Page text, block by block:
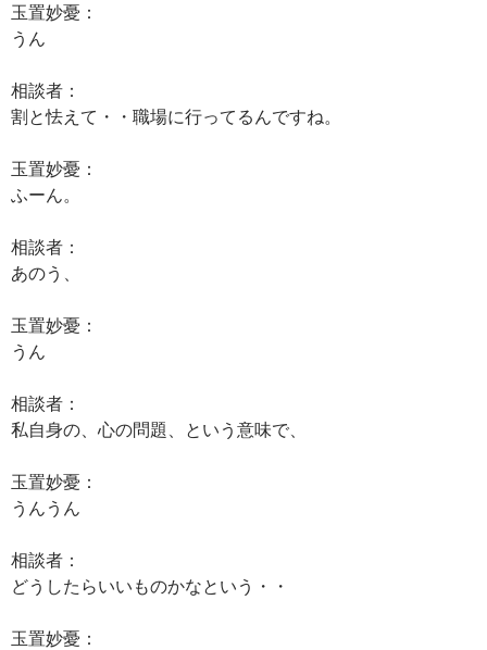
玉置妙憂：
うん
相談者：
割と怯えて・・職場に行ってるんですね。
玉置妙憂：
ふーん。
相談者：
あのう、
玉置妙憂：
うん
相談者：
私自身の、心の問題、という意味で、
玉置妙憂：
うんうん
相談者：
どうしたらいいものかなという・・
玉置妙憂：